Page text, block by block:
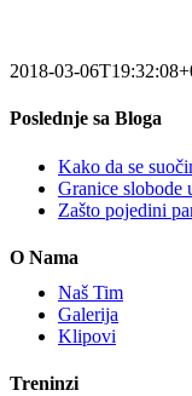
2018-03-
Poslednje sa Bloga
Kako da se
Granice slobode
Zašto pojedini
O Nama
Naš Tim
Galerija
Klipovi
Treninzi